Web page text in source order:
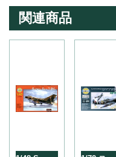
関連商品